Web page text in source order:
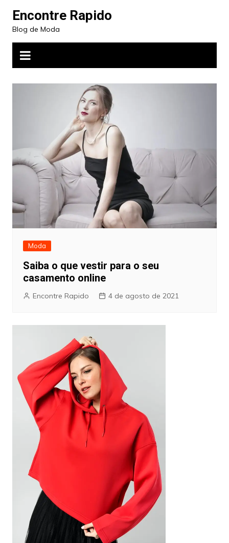
para
conteúdo
Encontre Rapido
Blog de Moda
Moda
Saiba o que vestir para o seu
casamento online
Encontre Rapido 4 de agosto de 2021